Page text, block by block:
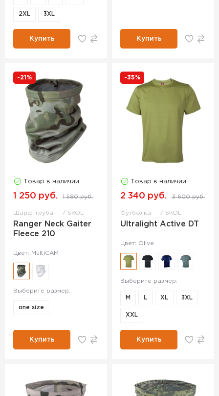
2XL 3XL
Купить Купить
-21%
Товар в наличии
1 250 руб. 1 580 руб.
Шарф-труба SKOL
Ranger Neck Gaiter
Fleece 210
Цвет: MultiCAM
Выберите размер:
one size
Купить
-35%
Товар в наличии
2 340 руб. 3 600 руб.
Футболка SKOL
Ultralight Active DT
Цвет: Olive
Выберите размер:
M L XL 3XL
ХXL
Купить